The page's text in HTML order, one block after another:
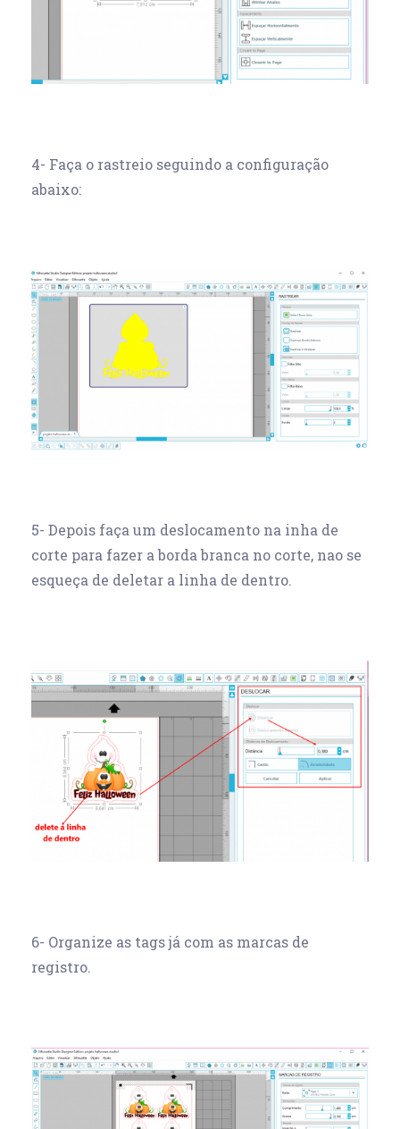
4- Faça o rastreio seguindo a configuração
abaixo:
5- Depois faça um deslocamento na inha de
corte para fazer a borda branca no corte, nao se
esqueça de deletar a linha de dentro.
6- Organize as tags já com as marcas de
registro.